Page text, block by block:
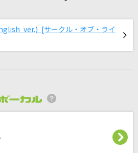
ver.) [サークル・オブ・ライ